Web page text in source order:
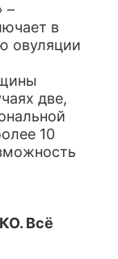
–
в
овуляции
две,
10
Всё